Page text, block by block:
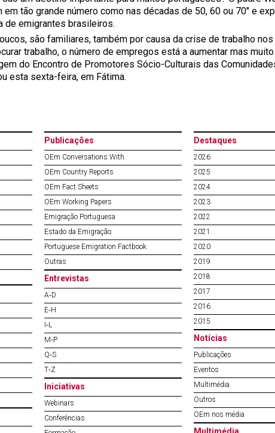
em tão grande número como nas décadas de 50, 60 ou 70" e
de emigrantes brasileiros.
são familiares, também por causa da crise de trabalho
trabalho, o número de empregos está a aumentar mas
do Encontro de Promotores Sócio-Culturais das
esta sexta-feira, em Fátima.
Publicações
OEm Conversations With
OEm Country Reports
OEm Fact Sheets
OEm Working Papers
Emigração Portuguesa
Estado da Emigração
Portuguese Emigration Factbook
Outras
Entrevistas
A‐D
E‐H
I‐L
M‐P
Q‐S
T‐Z
Iniciativas
Webinars
Conferências
Destaques
2026
2025
2024
2023
2022
2021
2020
2019
2018
2017
2016
2015
Notícias
Publicações
Eventos
Multimédia
Outros
OEm nos média